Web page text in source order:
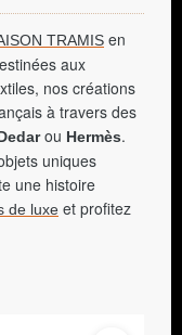
TRAMIS en
aux
nos créations
à travers des
ou Hermès.
uniques
une histoire
de luxe et profitez